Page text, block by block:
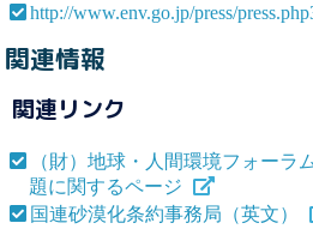
http://www.env.go.jp/press/
関連情報
関連リンク
（財）地球・人間環境フォー
題に関するページ
国連砂漠化条約事務局（英文）